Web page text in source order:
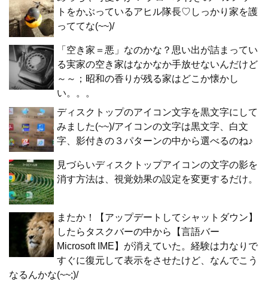
トをかぶっているアヒル隊長♡しっかり家を護
っててな(~~)/
「空き家＝悪」なのかな？思い出が詰まってい
る実家の空き家はなかなか手放せないんだけど
～～；昭和の香りが残る家はどこか懐かし
い。。。
ディスクトップのアイコン文字を黒文字にして
みました(~~)/アイコンの文字は黒文字、白文
字、影付きの３パターンの中から選べるのね♪
見づらいディスクトップアイコンの文字の影を
消す方法は、視覚効果の設定を変更するだけ。
またか！【アップデートしてシャットダウン】
したらタスクバーの中から【言語バー
Microsoft IME】が消えていた。経験は力なりで
すぐに復元して表示をさせたけど、なんでこう
なるんかな(~~;)/